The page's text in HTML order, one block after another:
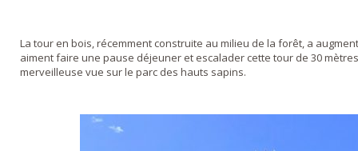
La tour en bois, récemment construite au milieu de la forêt, a
aiment faire une pause déjeuner et escalader cette tour de 30
merveilleuse vue sur le parc des hauts sapins.